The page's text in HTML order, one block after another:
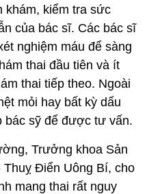
khám, kiểm tra sức
của bác sĩ. Các bác sĩ
nghiệm máu để sàng
thai đầu tiên và ít
thai tiếp theo. Ngoài
mỏi hay bất kỳ dấu
bác sỹ để được tư vấn.
Trưởng khoa Sản
Thuỵ Điển Uông Bí, cho
mang thai rất nguy